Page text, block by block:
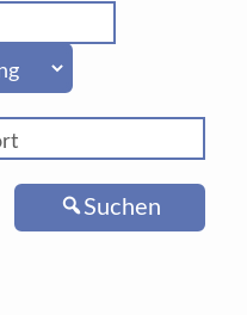
Suchen